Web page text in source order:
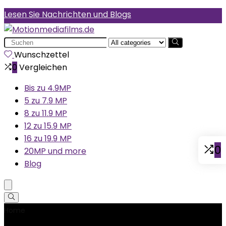
Lesen Sie Nachrichten und Blogs
Search
for:Wunschzettel
0 Vergleichen
Bis zu 4.9MP
5 zu 7.9 MP
8 zu 11.9 MP
12 zu 15.9 MP
16 zu 19.9 MP
20MP und more
Blog
0